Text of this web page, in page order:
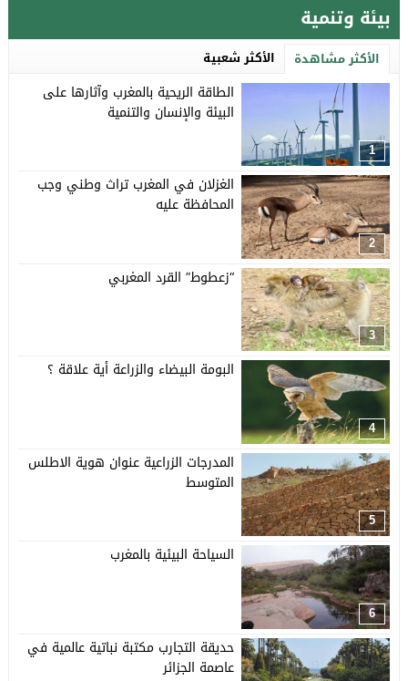
بيئة وتنمية
الأكثر مشاهدة الأكثر شعبية
1
الطاقة الريحية بالمغرب وآثارها على
البيئة والإنسان والتنمية
2
الغزلان في المغرب تراث وطني وجب
المحافظة عليه
3
“زعطوط” القرد المغربي
4
البومة البيضاء والزراعة أية علاقة ؟
5
المدرجات الزراعية عنوان هوية الاطلس
المتوسط
6
السياحة البيئية بالمغرب
حديقة التجارب مكتبة نباتية عالمية في
عاصمة الجزائر